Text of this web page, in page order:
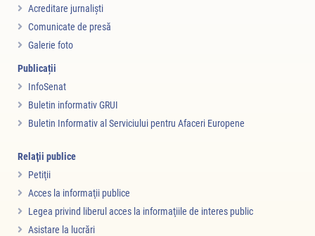
Acreditare jurnalişti
Comunicate de presă
Galerie foto
Publicații
InfoSenat
Buletin informativ GRUI
Buletin Informativ al Serviciului pentru Afaceri Europene
Relaţii publice
Petiţii
Acces la informaţii publice
Legea privind liberul acces la informaţiile de interes public
Asistare la lucrări